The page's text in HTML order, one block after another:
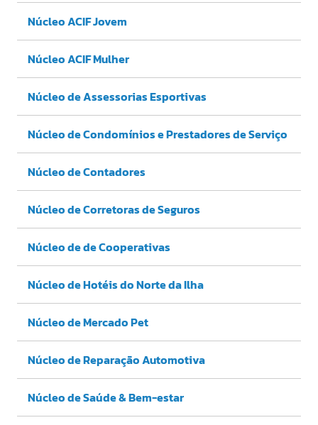
Núcleo ACIF Jovem
Núcleo ACIF Mulher
Núcleo de Assessorias Esportivas
Núcleo de Condomínios e Prestadores de Serviço
Núcleo de Contadores
Núcleo de Corretoras de Seguros
Núcleo de de Cooperativas
Núcleo de Hotéis do Norte da Ilha
Núcleo de Mercado Pet
Núcleo de Reparação Automotiva
Núcleo de Saúde & Bem-estar